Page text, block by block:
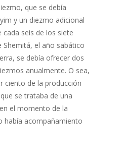
que se debía
y un diezmo adicional
seis de los siete
Shemitá, el año sabático
se debía ofrecer dos
anualmente. O sea,
ciento de la producción
se trataba de una
el momento de la
había acompañamiento